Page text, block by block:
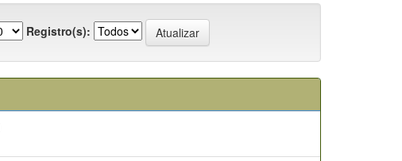
Registro(s):